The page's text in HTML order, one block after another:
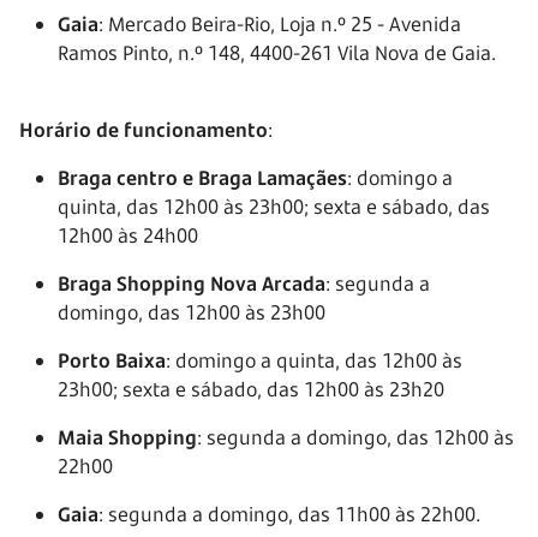
Gaia: Mercado Beira-Rio, Loja n.º 25 - Avenida
Ramos Pinto, n.º 148, 4400-261 Vila Nova de Gaia.
Horário de funcionamento:
Braga centro e Braga Lamaçães: domingo a
quinta, das 12h00 às 23h00; sexta e sábado, das
12h00 às 24h00
Braga Shopping Nova Arcada: segunda a
domingo, das 12h00 às 23h00
Porto Baixa: domingo a quinta, das 12h00 às
23h00; sexta e sábado, das 12h00 às 23h20
Maia Shopping: segunda a domingo, das 12h00 às
22h00
Gaia: segunda a domingo, das 11h00 às 22h00.